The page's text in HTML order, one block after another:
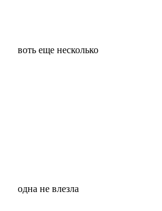
воть еще несколько
одна не влезла